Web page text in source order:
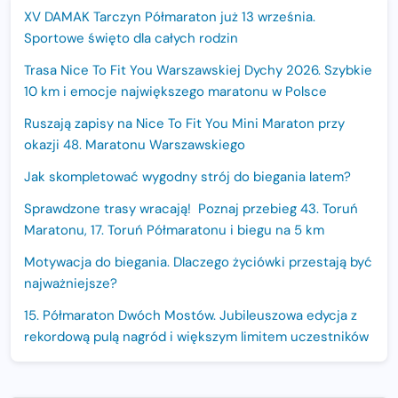
XV DAMAK Tarczyn Półmaraton już 13 września.
Sportowe święto dla całych rodzin
Trasa Nice To Fit You Warszawskiej Dychy 2026. Szybkie
10 km i emocje największego maratonu w Polsce
Ruszają zapisy na Nice To Fit You Mini Maraton przy
okazji 48. Maratonu Warszawskiego
Jak skompletować wygodny strój do biegania latem?
Sprawdzone trasy wracają! Poznaj przebieg 43. Toruń
Maratonu, 17. Toruń Półmaratonu i biegu na 5 km
Motywacja do biegania. Dlaczego życiówki przestają być
najważniejsze?
15. Półmaraton Dwóch Mostów. Jubileuszowa edycja z
rekordową pulą nagród i większym limitem uczestników